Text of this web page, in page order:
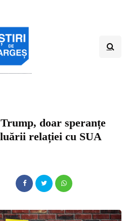
doar speranțe
relației cu SUA